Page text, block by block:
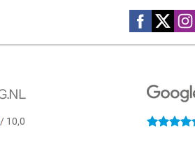
Social media
/ 10,0 4.4 sterren